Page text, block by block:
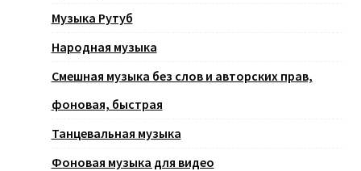
Музыка Рутуб
Народная музыка
Смешная музыка без слов и авторских прав,
фоновая, быстрая
Танцевальная музыка
Фоновая музыка для видео